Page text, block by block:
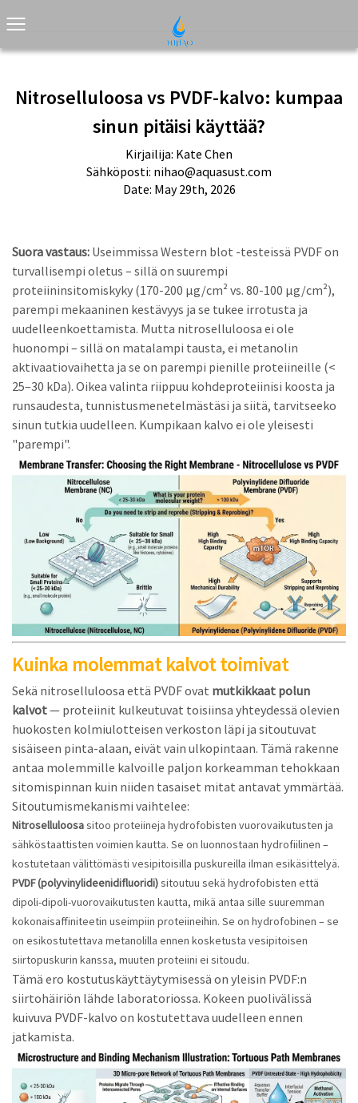
Nitroselluloosa vs PVDF-kalvo: kumpaa
sinun pitäisi käyttää?
Kirjailija: Kate Chen
Sähköposti: nihao@aquasust.com
Date: May 29th, 2026
Suora vastaus: Useimmissa Western blot -testeissä PVDF on
turvallisempi oletus – sillä on suurempi
proteiininsitomiskyky (170-200 µg/cm² vs. 80-100 µg/cm²),
parempi mekaaninen kestävyys ja se tukee irrotusta ja
uudelleenkoettamista. Mutta nitroselluloosa ei ole
huonompi – sillä on matalampi tausta, ei metanolin
aktivaatiovaihetta ja se on parempi pienille proteiineille (<
25–30 kDa). Oikea valinta riippuu kohdeproteiinisi koosta ja
runsaudesta, tunnistusmenetelmästäsi ja siitä, tarvitseeko
sinun tutkia uudelleen. Kumpikaan kalvo ei ole yleisesti
"parempi".
Kuinka molemmat kalvot toimivat
Sekä nitroselluloosa että PVDF ovat mutkikkaat polun
kalvot— proteiinit kulkeutuvat toisiinsa yhteydessä olevien
huokosten kolmiulotteisen verkoston läpi ja sitoutuvat
sisäiseen pinta-alaan, eivät vain ulkopintaan. Tämä rakenne
antaa molemmille kalvoille paljon korkeamman tehokkaan
sitomispinnan kuin niiden tasaiset mitat antavat ymmärtää.
Sitoutumismekanismi vaihtelee:
Nitroselluloosasitoo proteiineja hydrofobisten vuorovaikutusten ja
sähköstaattisten voimien kautta. Se on luonnostaan ​​hydrofiilinen –
kostutetaan välittömästi vesipitoisilla puskureilla ilman esikäsittelyä.
PVDF (polyvinylideenidifluoridi)sitoutuu sekä hydrofobisten että
dipoli-dipoli-vuorovaikutusten kautta, mikä antaa sille suuremman
kokonaisaffiniteetin useimpiin proteiineihin. Se on hydrofobinen – se
on esikostutettava metanolilla ennen kosketusta vesipitoisen
siirtopuskurin kanssa, muuten proteiini ei sitoudu.
Tämä ero kostutuskäyttäytymisessä on yleisin PVDF:n
siirtohäiriön lähde laboratoriossa. Kokeen puolivälissä
kuivuva PVDF-kalvo on kostutettava uudelleen ennen
jatkamista.